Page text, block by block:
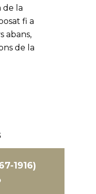
de la
fi a
abans,
de la
1916)